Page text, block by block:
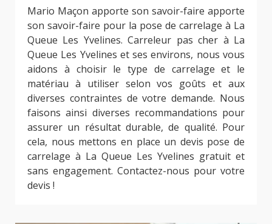
Mario Maçon apporte son savoir-faire apporte
son savoir-faire pour la pose de carrelage à La
Queue Les Yvelines. Carreleur pas cher à La
Queue Les Yvelines et ses environs, nous vous
aidons à choisir le type de carrelage et le
matériau à utiliser selon vos goûts et aux
diverses contraintes de votre demande. Nous
faisons ainsi diverses recommandations pour
assurer un résultat durable, de qualité. Pour
cela, nous mettons en place un devis pose de
carrelage à La Queue Les Yvelines gratuit et
sans engagement. Contactez-nous pour votre
devis !